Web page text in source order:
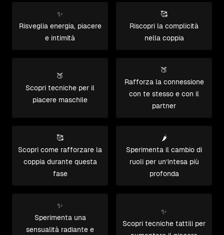
✨
Risveglia energia, piacere
e intimità
🥰
Riscopri la complicità
nella coppia
🍑
Scopri tecniche per il
piacere maschile
🍑
Rafforza la connessione
con te stesso e con il
partner
🥰
Scopri come rafforzare la
coppia durante questa
fase
🌶️
Sperimenta il cambio di
ruoli per un’intesa più
profonda
✨
Sperimenta una
sensualità radiante e
✨
Scopri tecniche tattili per